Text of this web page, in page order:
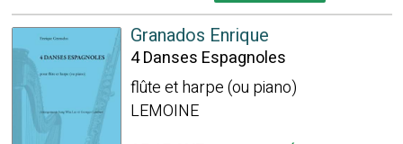
Granados Enrique
4 Danses Espagnoles
flûte et harpe (ou piano)
LEMOINE